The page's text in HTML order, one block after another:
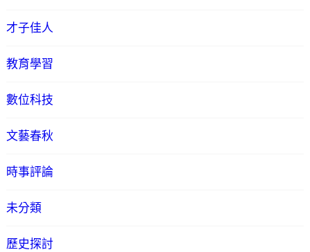
才子佳人
教育學習
數位科技
文藝春秋
時事評論
未分類
歷史探討